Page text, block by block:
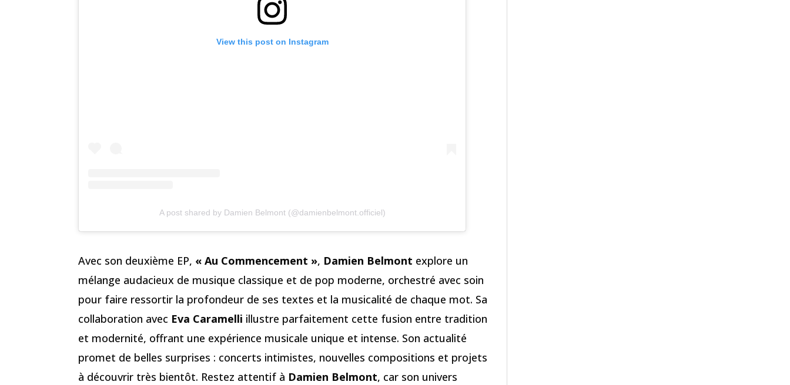
View this post on Instagram
A post shared by Damien Belmont (@damienbelmont.officiel)
Avec son deuxième EP, « Au Commencement », Damien Belmont explore un
mélange audacieux de musique classique et de pop moderne, orchestré avec soin
pour faire ressortir la profondeur de ses textes et la musicalité de chaque mot. Sa
collaboration avec Eva Caramelli illustre parfaitement cette fusion entre tradition
et modernité, offrant une expérience musicale unique et intense. Son actualité
promet de belles surprises : concerts intimistes, nouvelles compositions et projets
à découvrir très bientôt. Restez attentif à Damien Belmont, car son univers